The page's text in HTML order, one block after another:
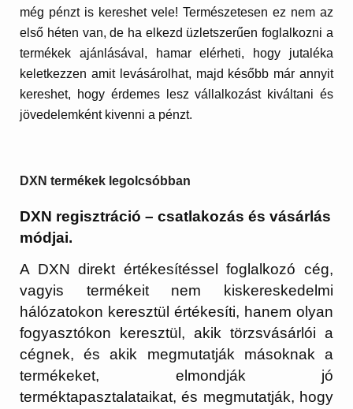
még pénzt is kereshet vele! Természetesen ez nem az
első héten van, de ha elkezd üzletszerűen foglalkozni a
termékek ajánlásával, hamar elérheti, hogy jutaléka
keletkezzen amit levásárolhat, majd később már annyit
kereshet, hogy érdemes lesz vállalkozást kiváltani és
jövedelemként kivenni a pénzt.
DXN termékek legolcsóbban
DXN regisztráció – csatlakozás és vásárlás
módjai.
A DXN direkt értékesítéssel foglalkozó cég,
vagyis termékeit nem kiskereskedelmi
hálózatokon keresztül értékesíti, hanem olyan
fogyasztókon keresztül, akik törzsvásárlói a
cégnek, és akik megmutatják másoknak a
termékeket, elmondják jó
terméktapasztalataikat, és megmutatják, hogy